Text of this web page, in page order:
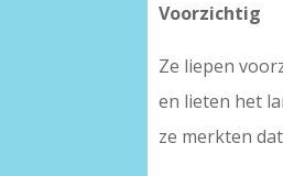
Voorzichtig
Ze liepen
en lieten het
ze merkten